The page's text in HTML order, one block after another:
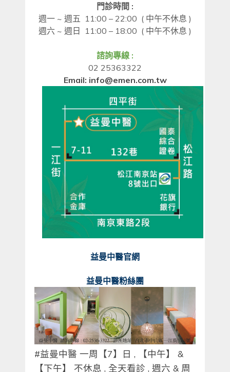
門診時間 :
週一 ~ 週五 11:00 – 22:00 ( 中午不休息 )
週六 ~ 週日 11:00 – 18:00 ( 中午不休息 )
諮詢專線 :
02 25363322
Email: info@emen.com.tw
益曼中醫官網
益曼中醫粉絲團
#益曼中醫 一周【7】日 , 【中午】
&
【下午】 不休息 , 全天看診 , 週六 & 周